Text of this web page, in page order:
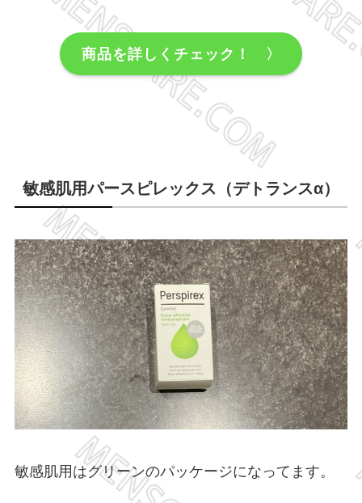
商品を詳しくチェック！ 〉
敏感肌用パースピレックス（デトランスα）
敏感肌用はグリーンのパッケージになってます。